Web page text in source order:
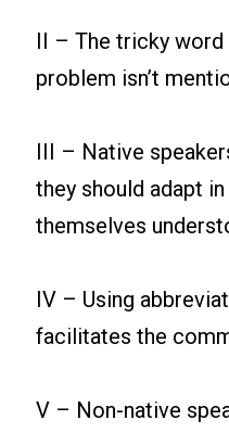
II – The tricky word
problem isn’t
III – Native
they should adapt
themselves
IV – Using
facilitates the
V – Non-native